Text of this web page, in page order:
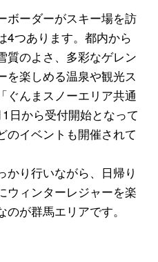
ボーダーがスキー場を訪
4つあります。都内から
質のよさ、多彩なゲレン
を楽しめる温泉や観光ス
ぐんまスノーエリア共通
から受付開始となって
のイベントも開催されて
かり行いながら、日帰り
ウィンターレジャーを楽
が群馬エリアです。